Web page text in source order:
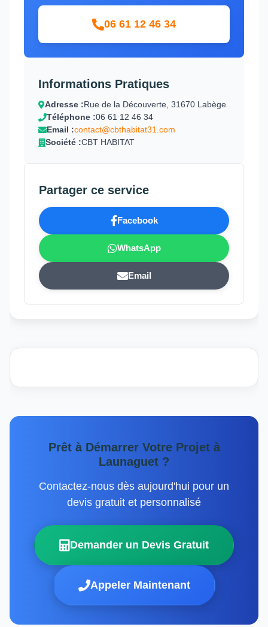
06 61 12 46 34
Informations Pratiques
Adresse :Rue de la Découverte, 31670 Labège
Téléphone :06 61 12 46 34
Email :contact@cbthabitat31.com
Société :CBT HABITAT
Partager ce service
Facebook
WhatsApp
Email
Prêt à Démarrer Votre Projet à
Launaguet ?
Contactez-nous dès aujourd'hui pour un
devis gratuit et personnalisé
Demander un Devis Gratuit
Appeler Maintenant